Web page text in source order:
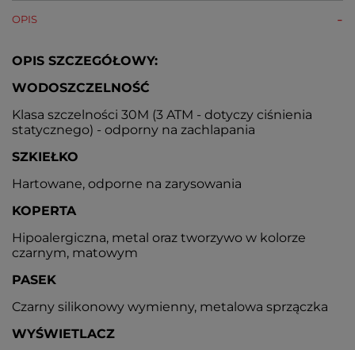
OPIS
OPIS SZCZEGÓŁOWY:
WODOSZCZELNOŚĆ
Klasa szczelności 30M (3 ATM - dotyczy ciśnienia
statycznego) - odporny na zachlapania
SZKIEŁKO
Hartowane, odporne na zarysowania
KOPERTA
Hipoalergiczna, metal oraz tworzywo w kolorze
czarnym, matowym
PASEK
Czarny silikonowy wymienny, metalowa sprzączka
WYŚWIETLACZ